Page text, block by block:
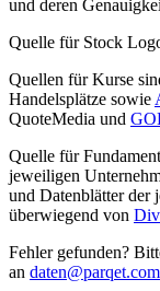
und deren
Quelle für Stock
Quellen für Kurse
Handelsplätze sowie
QuoteMedia und
Quelle für
jeweiligen
und Datenblätter der
überwiegend von
Fehler gefunden?
an daten@parqet.com